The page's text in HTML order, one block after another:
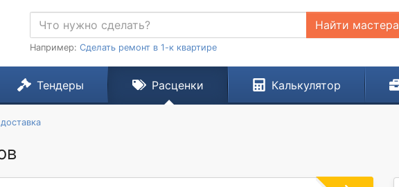
Найти мастера
Например: Сделать ремонт в 1-к квартире
Тендеры Расценки Калькулятор